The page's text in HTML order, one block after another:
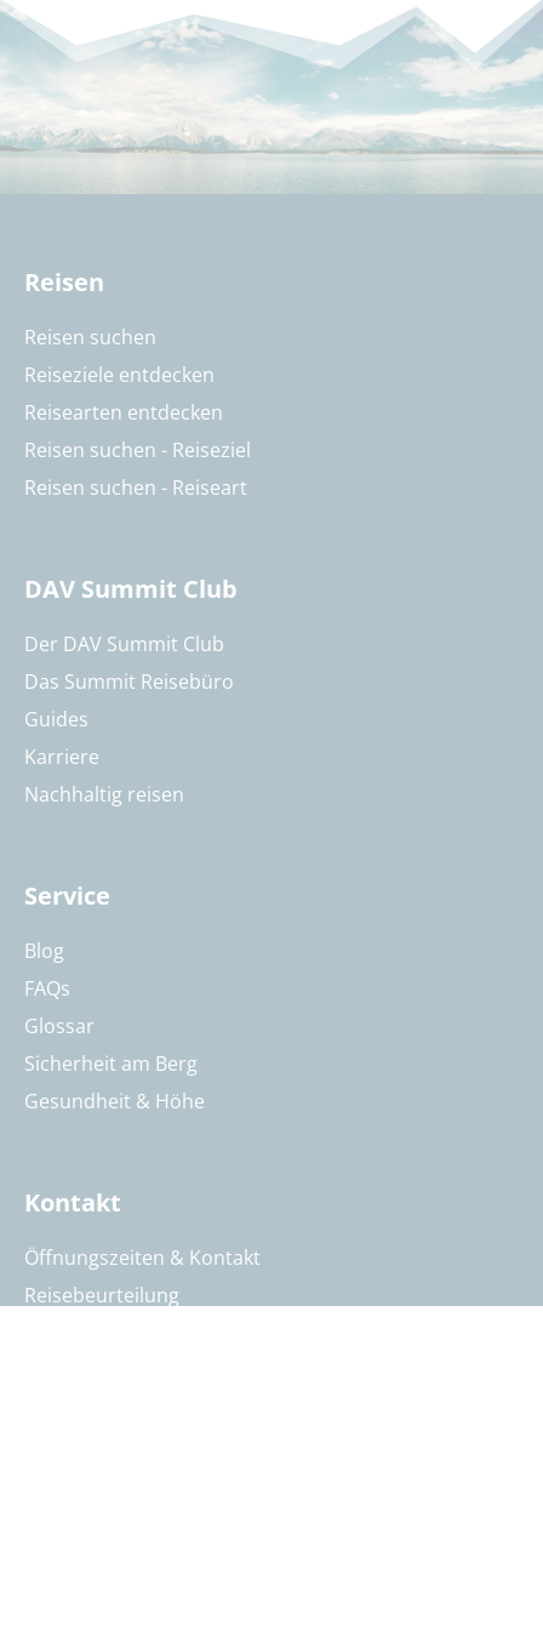
Reisen
Reisen suchen
Reiseziele entdecken
Reisearten entdecken
Reisen suchen - Reiseziel
Reisen suchen - Reiseart
DAV Summit Club
Der DAV Summit Club
Das Summit Reisebüro
Guides
Karriere
Nachhaltig reisen
Service
Blog
FAQs
Glossar
Sicherheit am Berg
Gesundheit & Höhe
Kontakt
Öffnungszeiten & Kontakt
Reisebeurteilung